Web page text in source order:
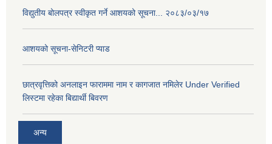
विद्युतीय बोलपत्र स्वीकृत गर्ने आशयको सूचना... २०८३/०३/१७
आशयको सूचना-सेनिटरी प्याड
छात्रवृत्तिको अनलाइन फाराममा नाम र कागजात नमिलेर Under Verified
लिस्टमा रहेका बिद्यार्थी बिवरण
अन्य